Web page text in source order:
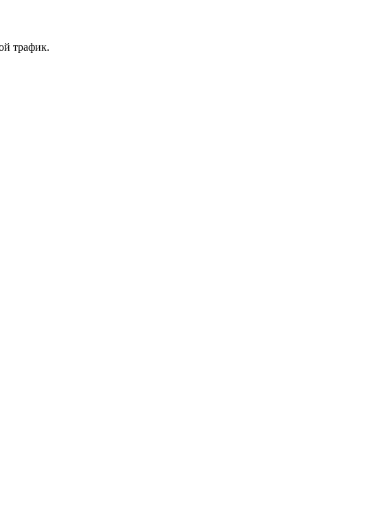
трафик.